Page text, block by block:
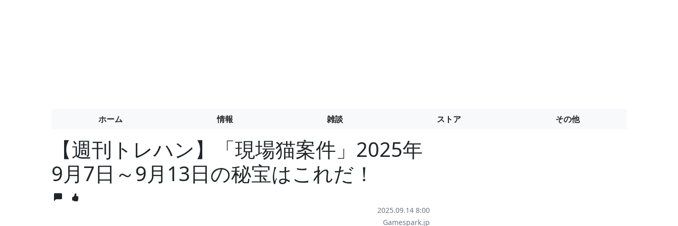
ホーム 情報 雑談 ストア その他
【週刊トレハン】「現場猫案件」2025年
9月7日～9月13日の秘宝はこれだ！
2025.09.14 8:00
Gamespark.jp